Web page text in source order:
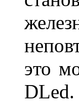
это
DLed.